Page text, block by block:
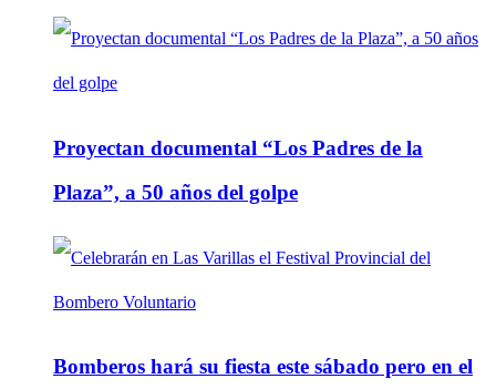
Proyectan documental “Los Padres de la
Plaza”, a 50 años del golpe
Bomberos hará su fiesta este sábado pero en el